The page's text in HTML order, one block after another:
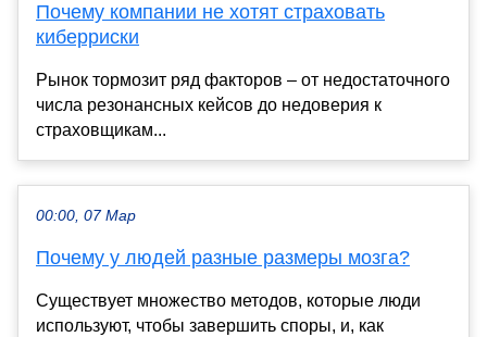
Почему компании не хотят страховать
киберриски
Рынок тормозит ряд факторов – от недостаточного
числа резонансных кейсов до недоверия к
страховщикам...
00:00, 07 Мар
Почему у людей разные размеры мозга?
Существует множество методов, которые люди
используют, чтобы завершить споры, и, как